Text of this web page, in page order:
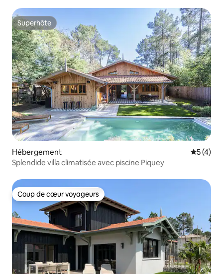
Superhôte
Superhôte
Hébergement
5 (4)
Splendide villa climatisée avec piscine Piquey
Coup de cœur voyageurs
Coup de cœur voyageurs